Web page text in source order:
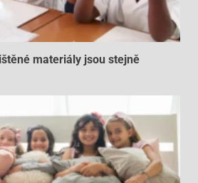
materiály jsou stejně